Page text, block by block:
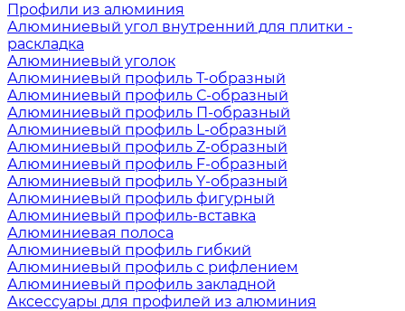
Профили из алюминия
Алюминиевый угол внутренний для плитки -
раскладка
Алюминиевый уголок
Алюминиевый профиль Т-образный
Алюминиевый профиль С-образный
Алюминиевый профиль П-образный
Алюминиевый профиль L-образный
Алюминиевый профиль Z-образный
Алюминиевый профиль F-образный
Алюминиевый профиль Y-образный
Алюминиевый профиль фигурный
Алюминиевый профиль-вставка
Алюминиевая полоса
Алюминиевый профиль гибкий
Алюминиевый профиль с рифлением
Алюминиевый профиль закладной
Аксессуары для профилей из алюминия